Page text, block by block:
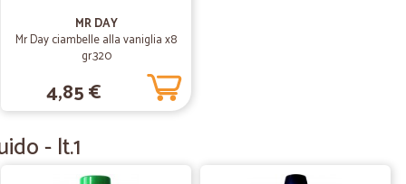
MR DAY
Mr Day ciambelle alla vaniglia x8
gr.320
4,85 €
- lt.1